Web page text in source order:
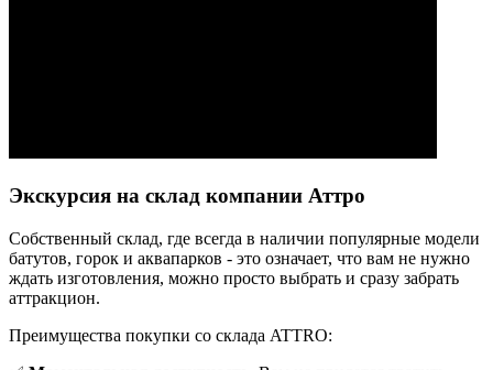
Экскурсия на склад компании Аттро
Cобственный склад, где всегда в наличии популярные модели
батутов, горок и аквапарков - это означает, что вам не нужно
ждать изготовления, можно просто выбрать и сразу забрать
аттракцион.
Преимущества покупки со склада ATTRO: